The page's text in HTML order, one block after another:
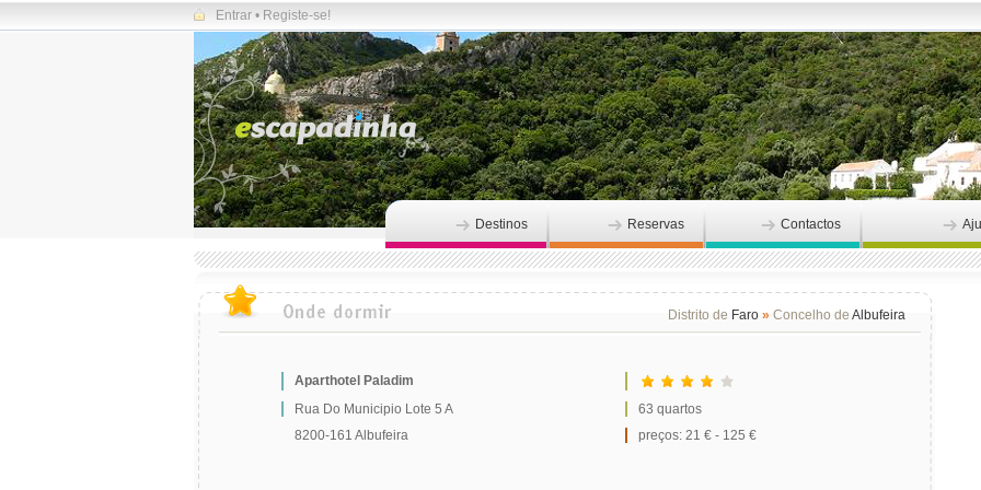
Entrar • Registe-se!
Destinos Reservas Contactos
Distrito de Faro » Concelho de Albufeira
Aparthotel Paladim
Rua Do Municipio Lote 5 A
63 quartos
8200-161 Albufeira
preços: 21 € - 125 €